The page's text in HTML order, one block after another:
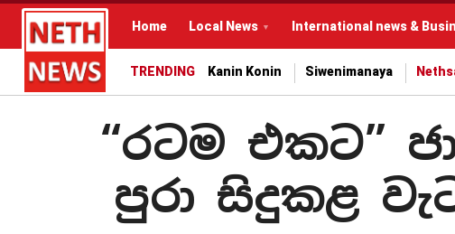
Home Local News International news &
TRENDING Kanin Konin Siwenimanaya
“රටම එකට”
පුරා සිදුකළ